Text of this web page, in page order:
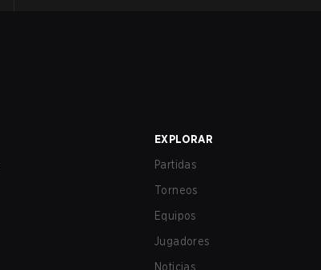
EXPLORAR
Partidas
Torneos
Equipos
Jugadores
Noticias